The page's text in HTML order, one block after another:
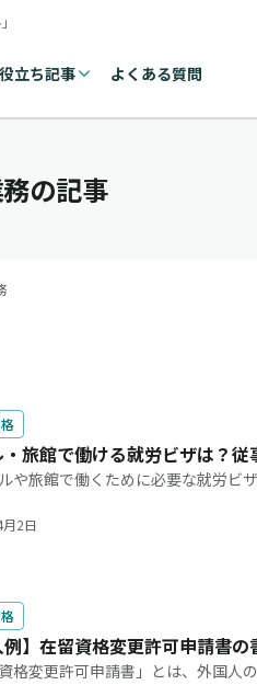
立ち記事 よくある質問
の記事
旅館で働ける就労ビザは？
ルや旅館で働くために必要な就労
です。 近年、この
2日
例】在留資格変更許可申請書
資格変更許可申請書」とは、外国